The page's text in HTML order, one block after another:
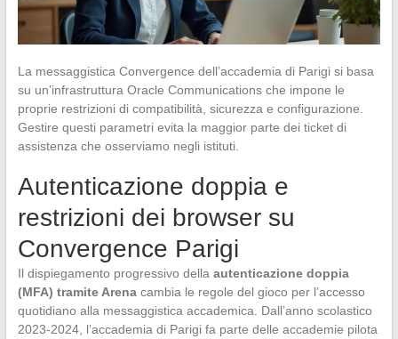
La messaggistica Convergence dell’accademia di Parigi si basa
su un’infrastruttura Oracle Communications che impone le
proprie restrizioni di compatibilità, sicurezza e configurazione.
Gestire questi parametri evita la maggior parte dei ticket di
assistenza che osserviamo negli istituti.
Autenticazione doppia e
restrizioni dei browser su
Convergence Parigi
Il dispiegamento progressivo della autenticazione doppia
(MFA) tramite Arenacambia le regole del gioco per l’accesso
quotidiano alla messaggistica accademica. Dall’anno scolastico
2023-2024, l’accademia di Parigi fa parte delle accademie pilota